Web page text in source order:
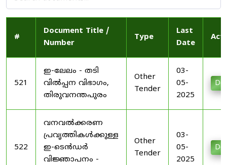
#
Document Title /
Number
Type
Last
Date
521
ഇ-ലേലം - തടി
വിൽപ്പന വിഭാഗം,
തിരുവനന്തപുരം
Other
Tender
03-
05-
2025
522
വനവൽക്കരണ
പ്രവൃത്തികൾക്കുള്ള
ഇ-ടെൻഡർ
വിജ്ഞാപനം -
Other
Tender
03-
05-
2025